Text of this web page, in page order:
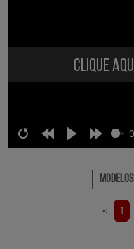
Clique
RestartRewindPlay
Modelos
< 1